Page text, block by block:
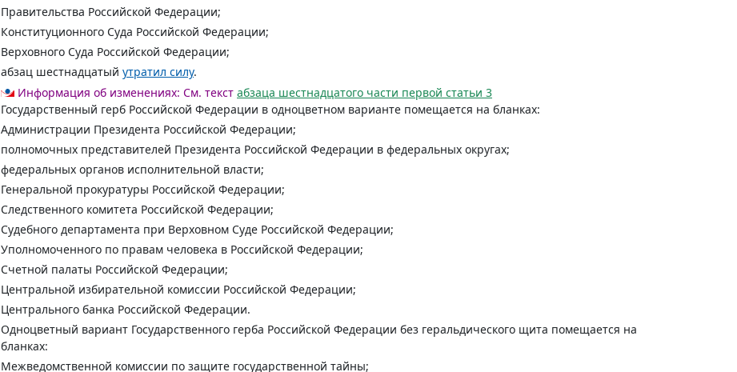
Правительства Российской Федерации;
Конституционного Суда Российской Федерации;
Верховного Суда Российской Федерации;
абзац шестнадцатый утратил силу.
Информация об изменениях: См. текст абзаца шестнадцатого части первой статьи 3
Государственный герб Российской Федерации в одноцветном варианте помещается на бланках:
Администрации Президента Российской Федерации;
полномочных представителей Президента Российской Федерации в федеральных округах;
федеральных органов исполнительной власти;
Генеральной прокуратуры Российской Федерации;
Следственного комитета Российской Федерации;
Судебного департамента при Верховном Суде Российской Федерации;
Уполномоченного по правам человека в Российской Федерации;
Счетной палаты Российской Федерации;
Центральной избирательной комиссии Российской Федерации;
Центрального банка Российской Федерации.
Одноцветный вариант Государственного герба Российской Федерации без геральдического щита помещается на
бланках:
Межведомственной комиссии по защите государственной тайны;